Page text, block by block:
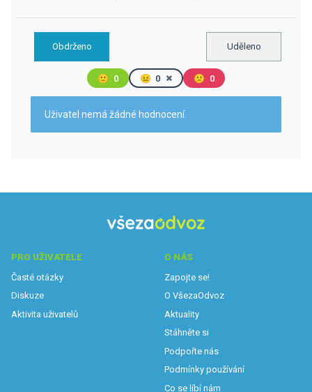
Obdrženo Uděleno
🙂 0 😐 0 🙁 0
Uživatel nemá žádné hodnocení.
PRO UŽIVATELE
Časté otázky
Diskuze
Aktivita uživatelů
O NÁS
Zapojte se!
O VšezaOdvoz
Aktuality
Stáhněte si
Podpořte nás
Podmínky používání
Co se líbí nám